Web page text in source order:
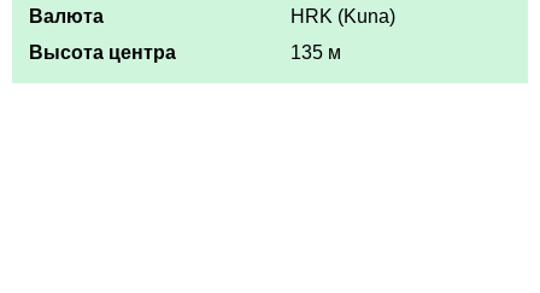
Валюта
HRK (Kuna)
Высота центра
135 м